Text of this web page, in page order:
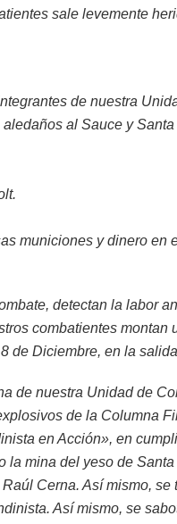
sale levemente
de nuestra
al Sauce y
municiones y dinero en
detectan la labor
combatientes montan
de Diciembre, en la
de nuestra Unidad de
de la Columna
en Acción», en
la mina del yeso de
Cerna. Así mismo,
Así mismo, se